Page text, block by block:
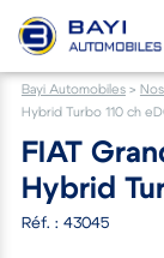
Bayi Automobiles>
Hybrid Turbo 110 ch
FIAT
Hybrid
Réf. : 43045